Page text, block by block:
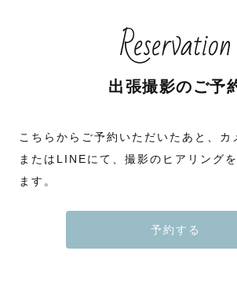
Reservation
出張撮影のご予
こちらからご予約いただいたあと、カ
またはLINEにて、撮影のヒアリング
ます。
予約する